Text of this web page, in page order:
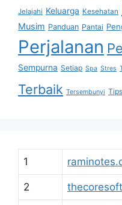
Jelajahi Keluarga Kesehatan
Musim Panduan Pantai
Perjalanan
Sempurna Setiap Spa Stres
Terbaik Tersembunyi Tips
1
2